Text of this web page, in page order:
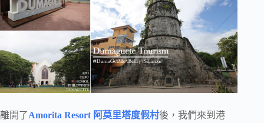
離開了Amorita Resort 阿莫里塔度假村後，我們來到港